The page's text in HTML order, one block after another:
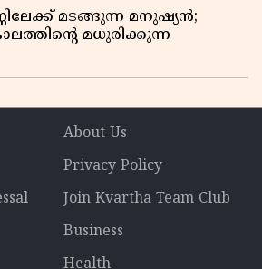
മടങ്ങുന്ന മനുഷ്യൻ;
മധുരിക്കുന്ന
About Us
Privacy Policy
Join Kvartha Team Club
Business
Health